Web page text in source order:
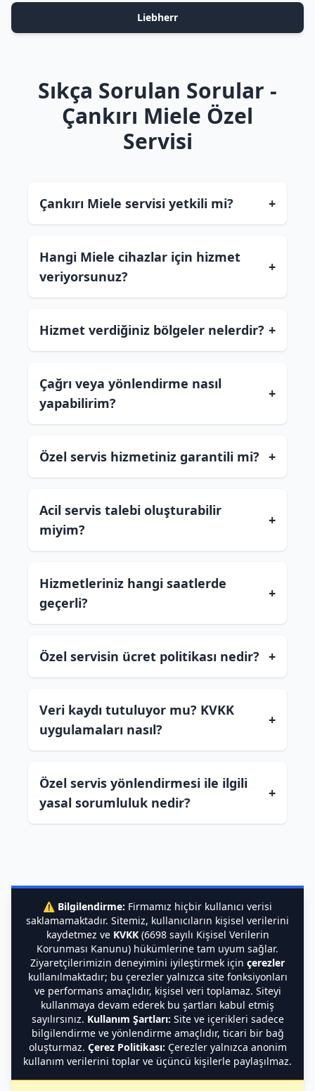
Liebherr
Sıkça Sorulan Sorular -
Çankırı Miele Özel
Servisi
Çankırı Miele servisi yetkili mi? +
Hangi Miele cihazlar için hizmet
veriyorsunuz?
+
Hizmet verdiğiniz bölgeler nelerdir? +
Çağrı veya yönlendirme nasıl
yapabilirim?
+
Özel servis hizmetiniz garantili mi? +
Acil servis talebi oluşturabilir
miyim?
+
Hizmetleriniz hangi saatlerde
geçerli?
+
Özel servisin ücret politikası nedir? +
Veri kaydı tutuluyor mu? KVKK
uygulamaları nasıl?
+
Özel servis yönlendirmesi ile ilgili
yasal sorumluluk nedir?
+
⚠️ Bilgilendirme: Firmamız hiçbir kullanıcı verisi
saklamamaktadır. Sitemiz, kullanıcıların kişisel verilerini
kaydetmez ve KVKK(6698 sayılı Kişisel Verilerin
Korunması Kanunu) hükümlerine tam uyum sağlar.
Ziyaretçilerimizin deneyimini iyileştirmek için çerezler
kullanılmaktadır; bu çerezler yalnızca site fonksiyonları
ve performans amaçlıdır, kişisel veri toplamaz. Siteyi
kullanmaya devam ederek bu şartları kabul etmiş
sayılırsınız. Kullanım Şartları: Site ve içerikleri sadece
bilgilendirme ve yönlendirme amaçlıdır, ticari bir bağ
oluşturmaz. Çerez Politikası: Çerezler yalnızca anonim
kullanım verilerini toplar ve üçüncü kişilerle paylaşılmaz.